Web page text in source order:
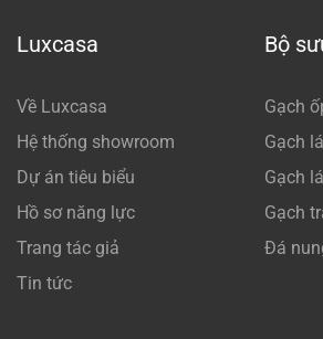
Luxcasa
Về Luxcasa
Hệ thống showroom
Dự án tiêu biểu
Hồ sơ năng lực
Trang tác giả
Tin tức
Bộ
Gạch
Gạch
Gạch
Gạch
Đá